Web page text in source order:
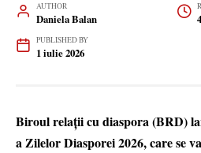
AUTHOR
Daniela Balan
PUBLISHED BY
1 iulie 2026
Biroul relații cu diaspora (BRD)
a Zilelor Diasporei 2026, care se